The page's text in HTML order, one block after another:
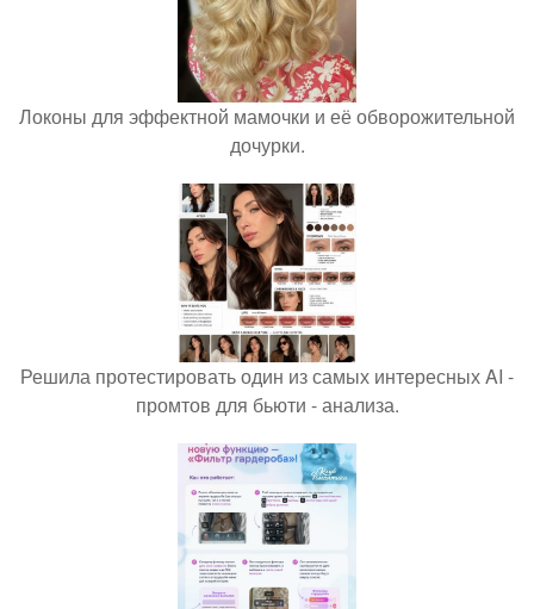
Локоны для эффектной мамочки и её обворожительной
дочурки.
Решила протестировать один из самых интересных AI -
промтов для бьюти - анализа.